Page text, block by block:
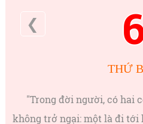
❮
THỨ
"Trong đời người, có hai
không trở ngại: một là đi